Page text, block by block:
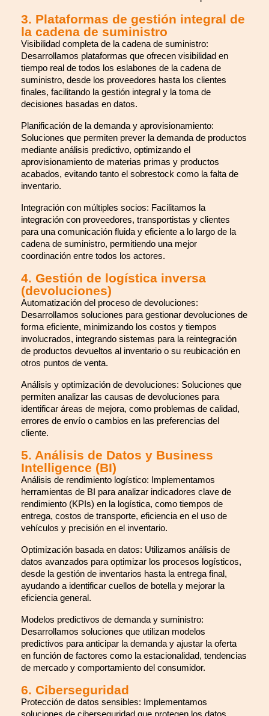
3. Plataformas de gestión integral de
la cadena de suministro
Visibilidad completa de la cadena de suministro:
Desarrollamos plataformas que ofrecen visibilidad en
tiempo real de todos los eslabones de la cadena de
suministro, desde los proveedores hasta los clientes
finales, facilitando la gestión integral y la toma de
decisiones basadas en datos.
Planificación de la demanda y aprovisionamiento:
Soluciones que permiten prever la demanda de productos
mediante análisis predictivo, optimizando el
aprovisionamiento de materias primas y productos
acabados, evitando tanto el sobrestock como la falta de
inventario.
Integración con múltiples socios: Facilitamos la
integración con proveedores, transportistas y clientes
para una comunicación fluida y eficiente a lo largo de la
cadena de suministro, permitiendo una mejor
coordinación entre todos los actores.
4. Gestión de logística inversa
(devoluciones)
Automatización del proceso de devoluciones:
Desarrollamos soluciones para gestionar devoluciones de
forma eficiente, minimizando los costos y tiempos
involucrados, integrando sistemas para la reintegración
de productos devueltos al inventario o su reubicación en
otros puntos de venta.
Análisis y optimización de devoluciones: Soluciones que
permiten analizar las causas de devoluciones para
identificar áreas de mejora, como problemas de calidad,
errores de envío o cambios en las preferencias del
cliente.
5. Análisis de Datos y Business
Intelligence (BI)
Análisis de rendimiento logístico: Implementamos
herramientas de BI para analizar indicadores clave de
rendimiento (KPIs) en la logística, como tiempos de
entrega, costos de transporte, eficiencia en el uso de
vehículos y precisión en el inventario.
Optimización basada en datos: Utilizamos análisis de
datos avanzados para optimizar los procesos logísticos,
desde la gestión de inventarios hasta la entrega final,
ayudando a identificar cuellos de botella y mejorar la
eficiencia general.
Modelos predictivos de demanda y suministro:
Desarrollamos soluciones que utilizan modelos
predictivos para anticipar la demanda y ajustar la oferta
en función de factores como la estacionalidad, tendencias
de mercado y comportamiento del consumidor.
6. Ciberseguridad
Protección de datos sensibles: Implementamos
soluciones de ciberseguridad que protegen los datos